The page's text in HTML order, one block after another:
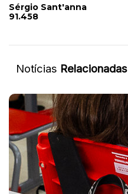
Sérgio Sant'anna
91.458
Notícias Relacionadas